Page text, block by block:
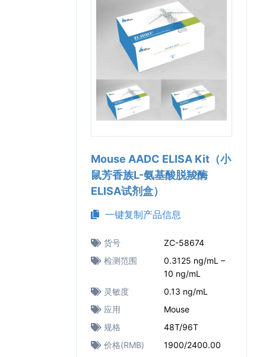
Mouse AADC ELISA Kit（小
鼠芳香族L-氨基酸脱羧酶
ELISA试剂盒）
一键复制产品信息
货号
ZC-58674
检测范围
0.3125 ng/mL –
10 ng/mL
灵敏度
0.13 ng/mL
应用
Mouse
规格
48T/96T
价格(RMB)
1900/2400.00